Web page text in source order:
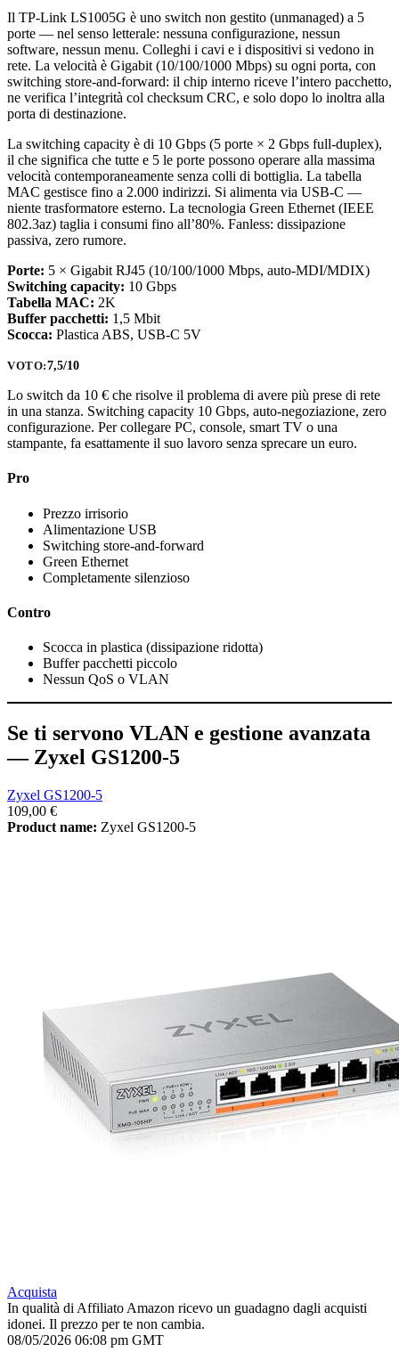
Il TP-Link LS1005G è uno switch non gestito (unmanaged) a 5
porte — nel senso letterale: nessuna configurazione, nessun
software, nessun menu. Colleghi i cavi e i dispositivi si vedono in
rete. La velocità è Gigabit (10/100/1000 Mbps) su ogni porta, con
switching store-and-forward: il chip interno riceve l’intero pacchetto,
ne verifica l’integrità col checksum CRC, e solo dopo lo inoltra alla
porta di destinazione.
La switching capacity è di 10 Gbps (5 porte × 2 Gbps full-duplex),
il che significa che tutte e 5 le porte possono operare alla massima
velocità contemporaneamente senza colli di bottiglia. La tabella
MAC gestisce fino a 2.000 indirizzi. Si alimenta via USB-C —
niente trasformatore esterno. La tecnologia Green Ethernet (IEEE
802.3az) taglia i consumi fino all’80%. Fanless: dissipazione
passiva, zero rumore.
Porte: 5 × Gigabit RJ45 (10/100/1000 Mbps, auto-MDI/MDIX)
Switching capacity: 10 Gbps
Tabella MAC: 2K
Buffer pacchetti: 1,5 Mbit
Scocca: Plastica ABS, USB-C 5V
VOTO:7,5/10
Lo switch da 10 € che risolve il problema di avere più prese di rete
in una stanza. Switching capacity 10 Gbps, auto-negoziazione, zero
configurazione. Per collegare PC, console, smart TV o una
stampante, fa esattamente il suo lavoro senza sprecare un euro.
Pro
Prezzo irrisorio
Alimentazione USB
Switching store-and-forward
Green Ethernet
Completamente silenzioso
Contro
Scocca in plastica (dissipazione ridotta)
Buffer pacchetti piccolo
Nessun QoS o VLAN
Se ti servono VLAN e gestione avanzata
— Zyxel GS1200-5
Zyxel GS1200-5
109,00 €
Product name: Zyxel GS1200-5
Acquista
In qualità di Affiliato Amazon ricevo un guadagno dagli acquisti
idonei. Il prezzo per te non cambia.
08/05/2026 06:08 pm GMT